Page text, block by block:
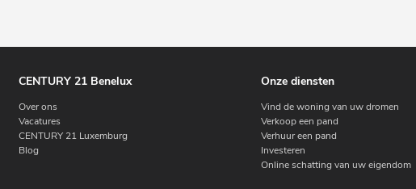
CENTURY 21 Benelux
Over ons
Vacatures
CENTURY 21 Luxemburg
Blog
Onze diensten
Vind de woning van uw dromen
Verkoop een pand
Verhuur een pand
Investeren
Online schatting van uw eigendom